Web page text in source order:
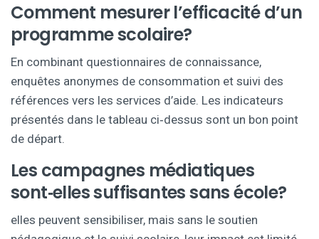
Comment mesurer l’efficacité d’un
programme scolaire?
En combinant questionnaires de connaissance,
enquêtes anonymes de consommation et suivi des
références vers les services d’aide. Les indicateurs
présentés dans le tableau ci‑dessus sont un bon point
de départ.
Les campagnes médiatiques
sont‑elles suffisantes sans école?
elles peuvent sensibiliser, mais sans le soutien